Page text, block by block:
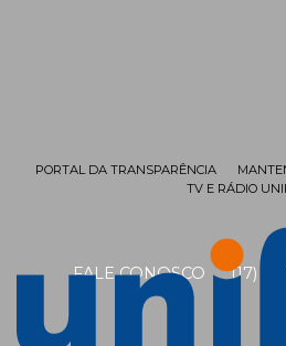
FALE CONOSCO (17)
PORTAL DA TRANSPARÊNCIA
TV E RÁDIO